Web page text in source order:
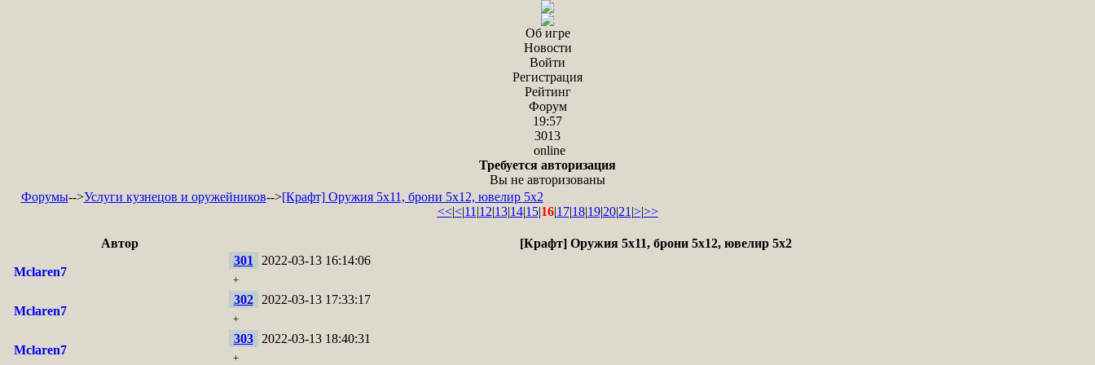
Об игре
Новости
Войти
Регистрация
Рейтинг
Форум
19:57
3013
online
Требуется авторизация
Вы не авторизованы
Форумы-->Услуги кузнецов и оружейников-->[Крафт] Оружия 5х11, брони 5х12, ювелир 5х2
<<|<|11 |12|13|14|15|16|17|18|19|20|21 |>|>>
Автор [Крафт] Оружия 5х11, брони 5х12, ювелир 5х2
Mclaren7
301 2022-03-13 16:14:06
+
Mclaren7
302 2022-03-13 17:33:17
+
Mclaren7
303 2022-03-13 18:40:31
+